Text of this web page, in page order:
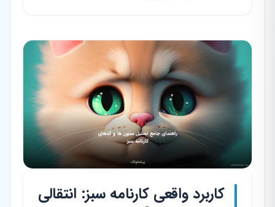
کاربرد واقعی کارنامه سبز: انتقالی